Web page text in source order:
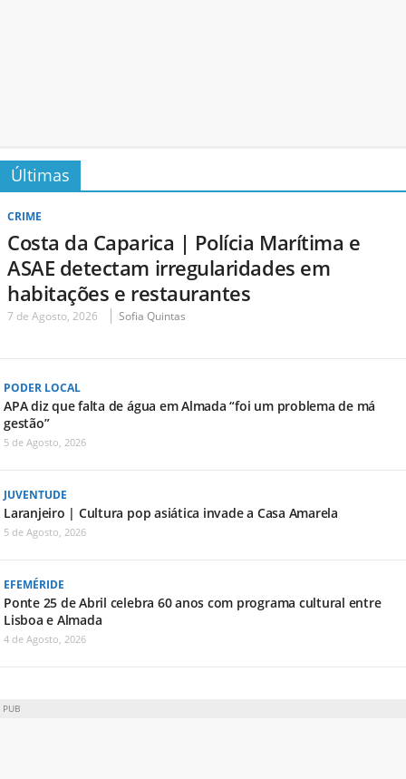
Últimas
CRIME
Costa da Caparica | Polícia Marítima e
ASAE detectam irregularidades em
habitações e restaurantes
7 de Agosto, 2026 Sofia Quintas
PODER LOCAL
APA diz que falta de água em Almada “foi um problema de má
gestão”
5 de Agosto, 2026
JUVENTUDE
Laranjeiro | Cultura pop asiática invade a Casa Amarela
5 de Agosto, 2026
EFEMÉRIDE
Ponte 25 de Abril celebra 60 anos com programa cultural entre
Lisboa e Almada
4 de Agosto, 2026
PUB